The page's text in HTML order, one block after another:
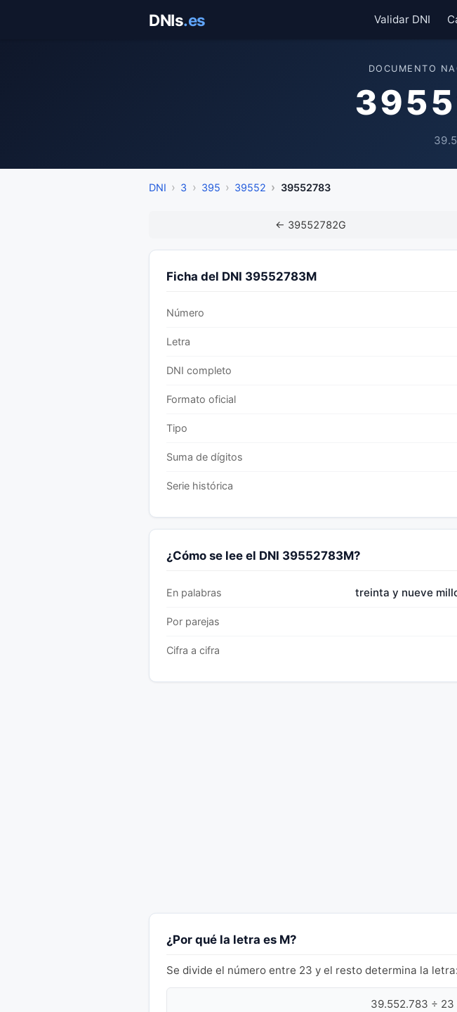
DNIs.es Validar DNI
DOCUMENTO
DNI 3 395 39552 39552783
← 39552782G
Ficha del DNI 39552783M
Número
Letra
DNI completo
Formato oficial
Tipo
Suma de dígitos
Serie histórica
¿Cómo se lee el DNI 39552783M?
En palabras treinta y nueve
Por parejas
Cifra a cifra
¿Por qué la letra es M?
Se divide el número entre 23 y el resto determina la letra:
39.552.783 ÷ 23